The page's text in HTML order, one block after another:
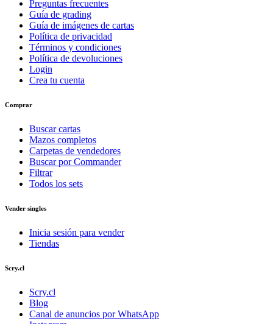
Preguntas frecuentes
Guía de grading
Guía de imágenes de cartas
Política de privacidad
Términos y condiciones
Política de devoluciones
Login
Crea tu cuenta
Comprar
Buscar cartas
Mazos completos
Carpetas de vendedores
Buscar por Commander
Filtrar
Todos los sets
Vender singles
Inicia sesión para vender
Tiendas
Scry.cl
Scry.cl
Blog
Canal de anuncios por WhatsApp